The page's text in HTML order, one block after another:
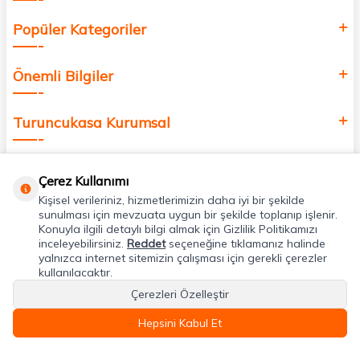
Popüler Kategoriler
Önemli Bilgiler
Turuncukasa Kurumsal
Uygulamalarımız
Adres & İletişim
Çerez Kullanımı
Kişisel verileriniz, hizmetlerimizin daha iyi bir şekilde
sunulması için mevzuata uygun bir şekilde toplanıp işlenir.
Konuyla ilgili detaylı bilgi almak için Gizlilik Politikamızı
inceleyebilirsiniz. Reddetseçeneğine tıklamanız halinde
yalnızca internet sitemizin çalışması için gerekli çerezler
kullanılacaktır.
Çerezleri Özelleştir
Hepsini Kabul Et